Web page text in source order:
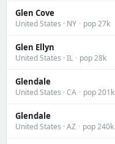
Glen Cove
United States · NY · pop 27k
Glen Ellyn
United States · IL · pop 28k
Glendale
United States · CA · pop 201k
Glendale
United States · AZ · pop 240k